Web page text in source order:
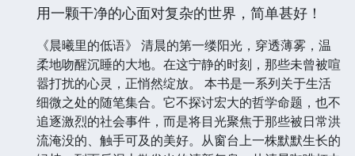
用一颗干净的心面对复杂的世界，简单甚好！
《晨曦里的低语》 清晨的第一缕阳光，穿透薄雾，温
柔地吻醒沉睡的大地。在这宁静的时刻，那些未曾被喧
嚣打扰的心灵，正悄然绽放。 本书是一系列关于生活
细微之处的随笔集合。它不探讨宏大的哲学命题，也不
追逐激烈的社会事件，而是将目光聚焦于那些被日常洪
流淹没的、触手可及的美好。从窗台上一株默默生长的